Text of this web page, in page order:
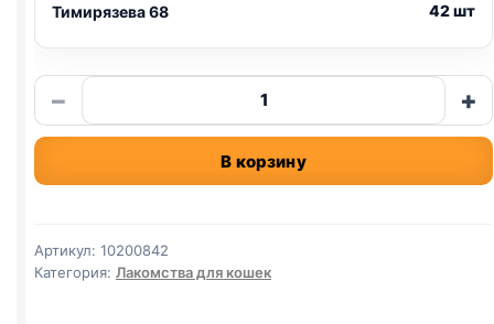
Тимирязева 68 42 шт
−
Количество
товара
Me-
крем-
(КУРИЦА,
ПЕЧЕНЬ)
+
В корзину
Артикул: 10200842
Категория: Лакомства для кошек